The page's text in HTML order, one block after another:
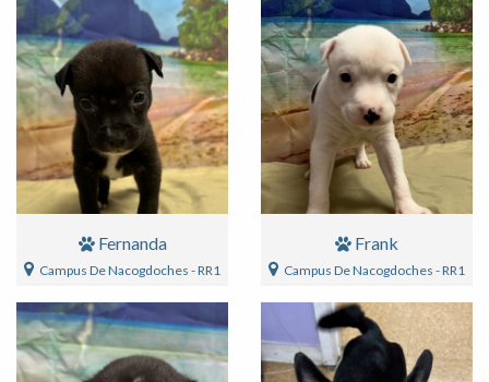
Fernanda
Campus De Nacogdoches - RR1
Frank
Campus De Nacogdoches - RR1